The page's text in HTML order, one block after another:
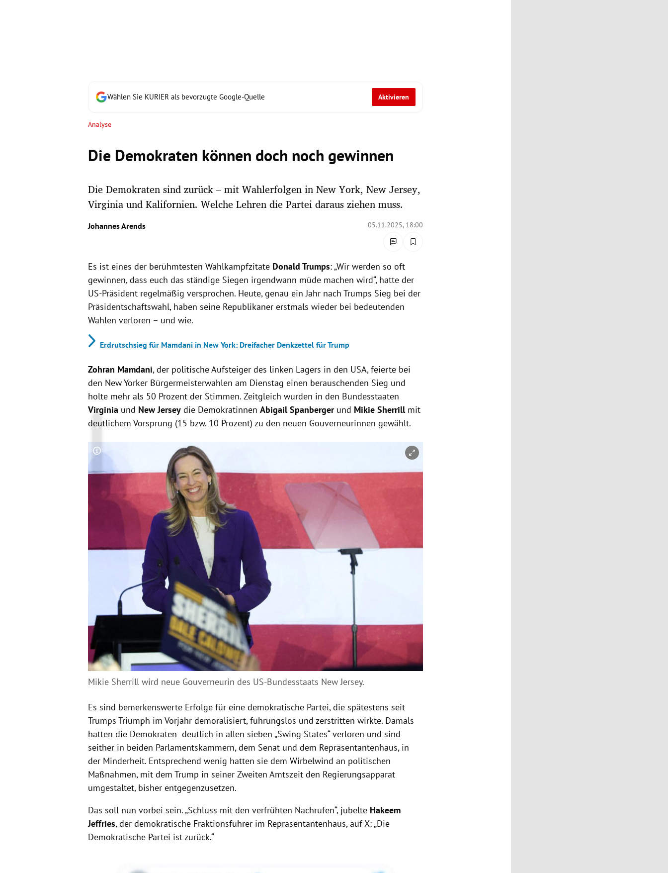
Wählen Sie KURIER als bevorzugte Google-Quelle Aktivieren
Analyse
Die Demokraten können doch noch gewinnen
Die Demokraten sind zurück – mit Wahlerfolgen in New York, New Jersey,
Virginia und Kalifornien. Welche Lehren die Partei daraus ziehen muss.
Johannes Arends 05.11.2025, 18:00
Es ist eines der berühmtesten Wahlkampfzitate Donald Trumps: „Wir werden so oft
gewinnen, dass euch das ständige Siegen irgendwann müde machen wird“, hatte der
US-Präsident regelmäßig versprochen. Heute, genau ein Jahr nach Trumps Sieg bei der
Präsidentschaftswahl, haben seine Republikaner erstmals wieder bei bedeutenden
Wahlen verloren – und wie.
Erdrutschsieg für Mamdani in New York: Dreifacher Denkzettel für Trump
Zohran Mamdani, der politische Aufsteiger des linken Lagers in den USA, feierte bei
den New Yorker Bürgermeisterwahlen am Dienstag einen berauschenden Sieg und
holte mehr als 50 Prozent der Stimmen. Zeitgleich wurden in den Bundesstaaten
Virginia und New Jerseydie Demokratinnen Abigail Spanbergerund Mikie Sherrillmit
deutlichem Vorsprung (15 bzw. 10 Prozent) zu den neuen Gouverneurinnen gewählt.
Copyright-Hinweis öffnen/schließen
Mikie Sherrill wird neue Gouverneurin des US-Bundesstaats New Jersey.
Es sind bemerkenswerte Erfolge für eine demokratische Partei, die spätestens seit
Trumps Triumph im Vorjahr demoralisiert, führungslos und zerstritten wirkte. Damals
hatten die Demokraten deutlich in allen sieben „Swing States“ verloren und sind
seither in beiden Parlamentskammern, dem Senat und dem Repräsentantenhaus, in
der Minderheit. Entsprechend wenig hatten sie dem Wirbelwind an politischen
Maßnahmen, mit dem Trump in seiner Zweiten Amtszeit den Regierungsapparat
umgestaltet, bisher entgegenzusetzen.
Das soll nun vorbei sein. „Schluss mit den verfrühten Nachrufen“, jubelte Hakeem
Jeffries, der demokratische Fraktionsführer im Repräsentantenhaus, auf X: „Die
Demokratische Partei ist zurück.“